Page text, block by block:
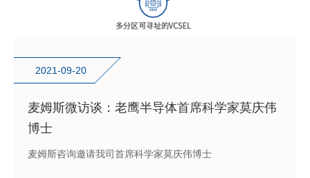
2021-09-20
麦姆斯微访谈：老鹰半导体首席科学家莫庆伟
博士
麦姆斯咨询邀请我司首席科学家莫庆伟博士